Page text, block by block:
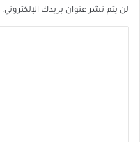
لن يتم نشر عنوان بريدك الإلكتروني.